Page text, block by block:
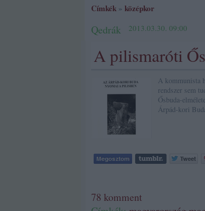
Címkék » középkor
Qedrák 2013.03.30. 09:00
A pilismaróti
A kommunista
rendszer sem
Ősbuda-
Árpád-kori
78 komment